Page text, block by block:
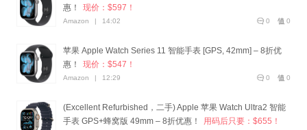
惠！
现价：$597！
0
0
Amazon | 14:02
苹果 Apple Watch Series 11 智能手表 [GPS, 42mm] – 8折优
惠！
现价：$547！
0
0
Amazon | 12:29
(Excellent Refurbished，二手) Apple 苹果 Watch Ultra2 智能
手表 GPS+蜂窝版 49mm – 8折优惠！
用码后只要：$655！